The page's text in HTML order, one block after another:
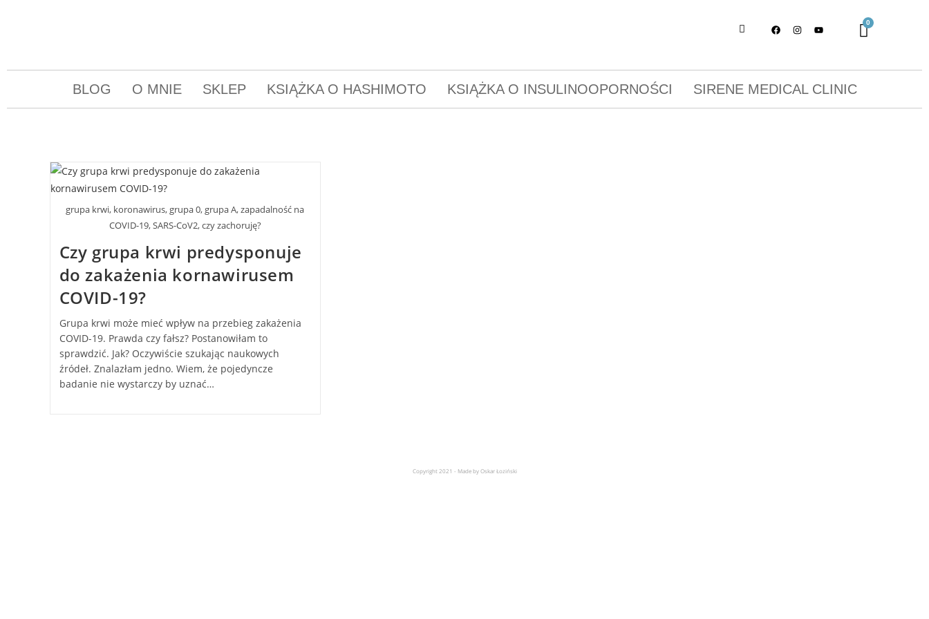
BLOG O MNIE SKLEP KSIĄŻKA O HASHIMOTO KSIĄŻKA O INSULINOOPORNOŚCI SIRENE MEDICAL CLINIC
grupa krwi, koronawirus, grupa 0, grupa A, zapadalność na
COVID-19, SARS-CoV2, czy zachoruję?
Czy grupa krwi predysponuje
do zakażenia kornawirusem
COVID-19?
Grupa krwi może mieć wpływ na przebieg zakażenia
COVID-19. Prawda czy fałsz? Postanowiłam to
sprawdzić. Jak? Oczywiście szukając naukowych
źródeł. Znalazłam jedno. Wiem, że pojedyncze
badanie nie wystarczy by uznać…
Copyright 2021 - Made by Oskar Łoziński